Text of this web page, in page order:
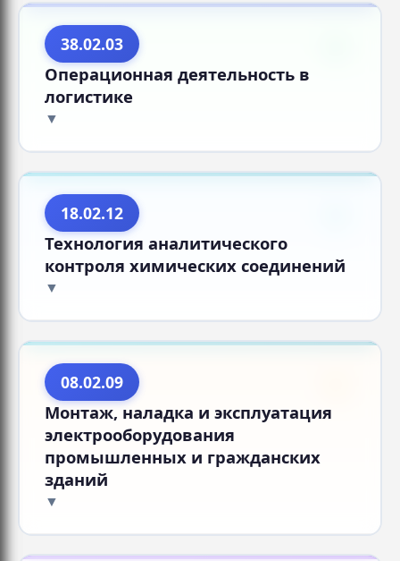
38.02.03
Операционная деятельность в
логистике
18.02.12
Технология аналитического
контроля химических соединений
08.02.09
Монтаж, наладка и эксплуатация
электрооборудования
промышленных и гражданских
зданий